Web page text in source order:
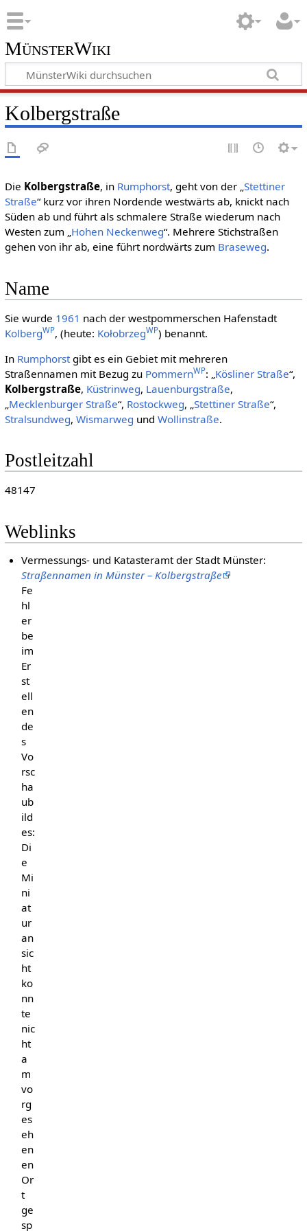
MünsterWiki
Kolbergstraße
Die Kolbergstraße, in Rumphorst, geht von der „Stettiner
Straße“ kurz vor ihren Nordende westwärts ab, knickt nach
Süden ab und führt als schmalere Straße wiederum nach
Westen zum „Hohen Neckenweg“. Mehrere Stichstraßen
gehen von ihr ab, eine führt nordwärts zum Braseweg.
Name
Sie wurde 1961 nach der westpommerschen Hafenstadt
KolbergWP, (heute: KołobrzegWP) benannt.
In Rumphorstgibt es ein Gebiet mit mehreren
Straßennamen mit Bezug zu PommernWP: „ Kösliner Straße“,
Kolbergstraße, Küstrinweg, Lauenburgstraße,
Mecklenburger Straße“, Rostockweg, „ Stettiner Straße“,
Stralsundweg, Wismarweg und Wollinstraße.
Postleitzahl
48147
Weblinks
Vermessungs- und Katasteramt der Stadt Münster:
Straßennamen in Münster – Kolbergstraße
Fe
hl
er
be
im
Er
st
ell
en
de
s
Vo
rsc
ha
ub
ild
es:
Di
e
Mi
ni
at
ur
an
sic
ht
ko
nn
te
nic
ht
a
m
vo
rg
es
eh
en
en
Or
t
ge
sp